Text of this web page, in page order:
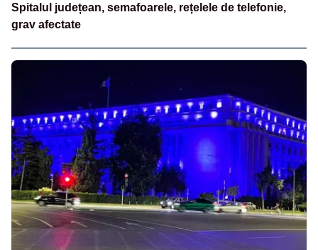
Spitalul județean, semafoarele, rețelele de telefonie,
grav afectate